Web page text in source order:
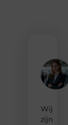
Wij
zijn